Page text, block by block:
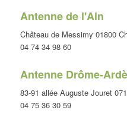
Antenne de l'Ain
Château de Messimy 01800
04 74 34 98 60
Antenne Drôme-
83-91 allée Auguste Jouret
04 75 36 30 59